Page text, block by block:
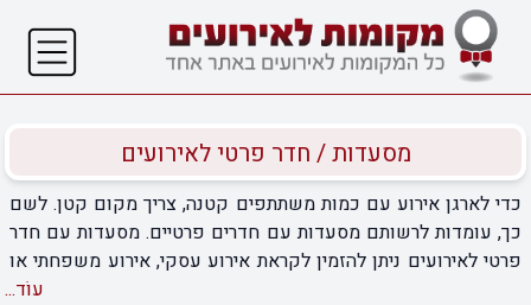
מסעדות / חדר פרטי לאירועים
כדי לארגן אירוע עם כמות משתתפים קטנה, צריך מקום קטן. לשם
כך, עומדות לרשותם מסעדות עם חדרים פרטיים. מסעדות עם חדר
פרטי לאירועים ניתן להזמין לקראת אירוע עסקי, אירוע משפחתי או
חברתי. זה המקום המושלם לאירועים באווירה אינטימית. לרשותכם
עוֹד...